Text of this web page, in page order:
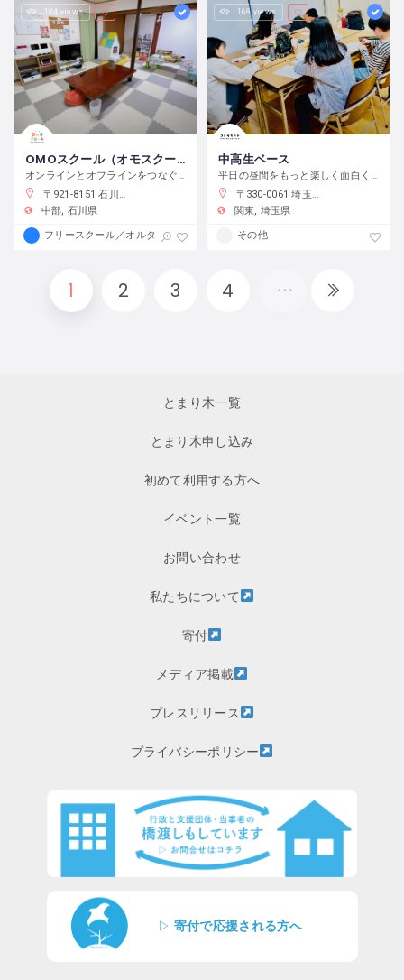
184 views
OMOスクール（オモスクール）
オンラインとオフラインをつなぐフリースクール
〒921-8151 石川県金沢市窪３丁目１３６−１
中部 石川県
フリースクール／オルタナティブスクール
168 views
中高生ベース
平日の昼間をもっと楽しく面白く！
〒330-0061 埼玉県さいたま市浦和区常磐７丁目４−１ 埼玉りそな銀行さいたま研修センター
関東
埼玉県
その他
1 2 3 4
とまり木一覧
とまり木申し込み
初めて利用する方へ
イベント一覧
お問い合わせ
私たちについて
寄付
メディア掲載
プレスリリース
プライバシーポリシー
▷ 寄付で応援される方へ